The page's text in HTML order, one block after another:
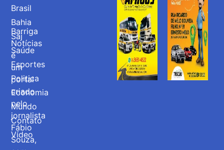
Barriga
Notícias
é
um
portal
criado
pelo
jornalista
Fábio
Souza,
Brasil
Bahia
Saj
Saúde
Esportes
Politica
Economia
Mundo
Contato
Vídeo